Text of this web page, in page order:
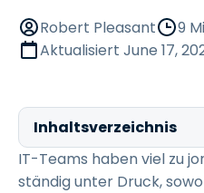
Robert Pleasant
9
Aktualisiert June 17,
Inhaltsverzeichnis
IT-Teams haben viel zu
ständig unter Druck,